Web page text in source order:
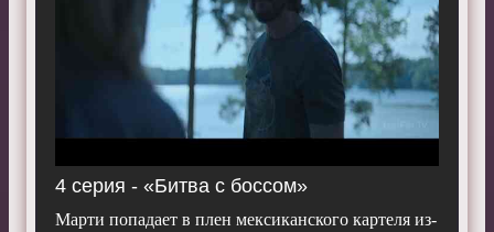
4 серия - «Битва с боссом»
Марти попадает в плен мексиканского картеля из-